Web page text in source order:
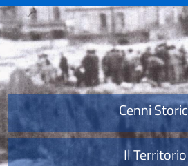
Provincia di
Cenni
Il Territorio